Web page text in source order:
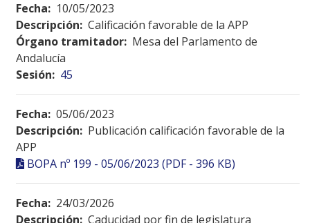
Fecha: 10/05/2023
Descripción: Calificación favorable de la APP
Órgano tramitador: Mesa del Parlamento de
Andalucía
Sesión: 45
Fecha: 05/06/2023
Descripción: Publicación calificación favorable de la
APP
BOPA nº 199 - 05/06/2023 (PDF - 396 KB)
Fecha: 24/03/2026
Descripción: Caducidad por fin de legislatura